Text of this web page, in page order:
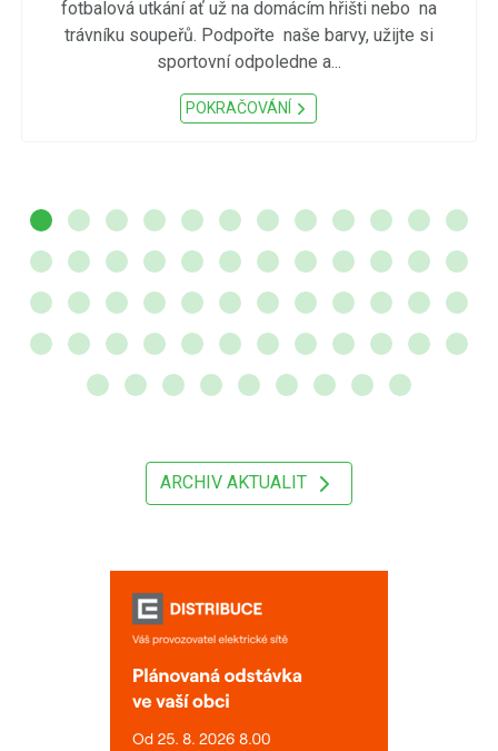
fotbalová utkání ať už na domácím hřišti nebo na
trávníku soupeřů. Podpořte naše barvy, užijte si
sportovní odpoledne a...
POKRAČOVÁNÍ
ARCHIV AKTUALIT